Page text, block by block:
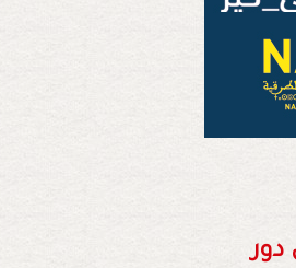
دور